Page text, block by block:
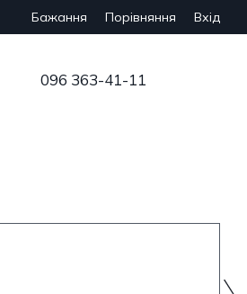
Бажання Порівняння Вхід
096 363-41-11